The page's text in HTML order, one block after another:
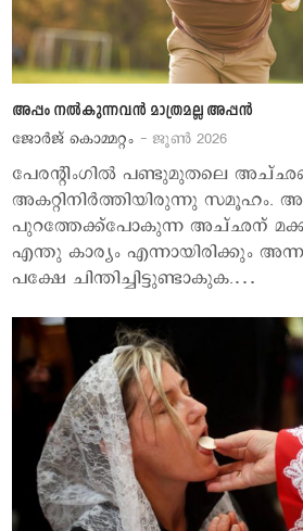
അപ്പം നല്‍കുന്നവന്‍ മാത്രമല്ല അപ്പന്‍
ജോര്‍ജ് കൊമ്മറ്റം - ജൂണ്‍ 2026
പേരന്‍റിംഗില്‍ പണ്ടുമുതലെ
അകറ്റിനിര്‍ത്തിയിരുന്നു സമൂഹം.
പുറത്തേക്ക്പോകുന്ന അച്ഛന്
എന്തു കാര്യം എന്നായിരിക്കും
പക്ഷേ ചിന്തിച്ചിട്ടുണ്ടാകുക.…